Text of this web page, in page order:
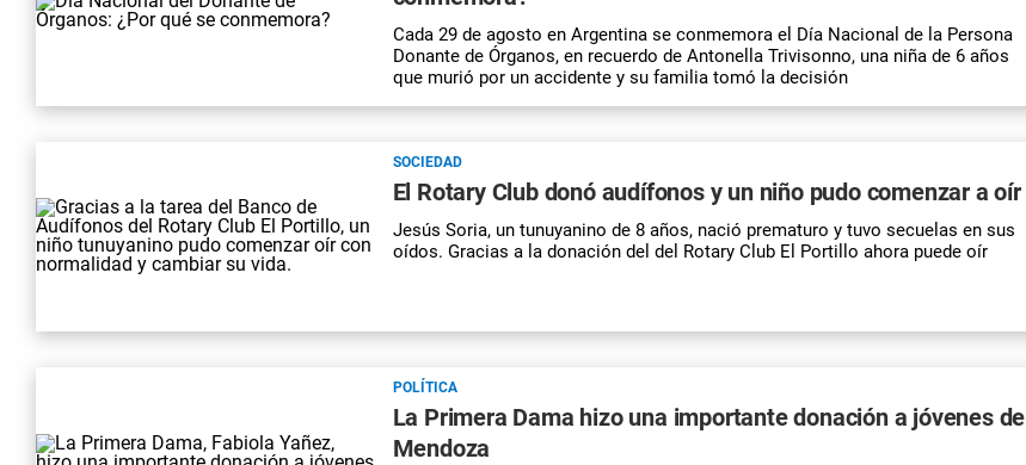
Cada 29 de agosto en Argentina se conmemora el Día Nacional de la Persona
Donante de Órganos, en recuerdo de Antonella Trivisonno, una niña de 6 años
que murió por un accidente y su familia tomó la decisión
SOCIEDAD
El Rotary Club donó audífonos y un niño pudo comenzar a oír
Jesús Soria, un tunuyanino de 8 años, nació prematuro y tuvo secuelas en sus
oídos. Gracias a la donación del del Rotary Club El Portillo ahora puede oír
POLÍTICA
La Primera Dama hizo una importante donación a jóvenes de
Mendoza